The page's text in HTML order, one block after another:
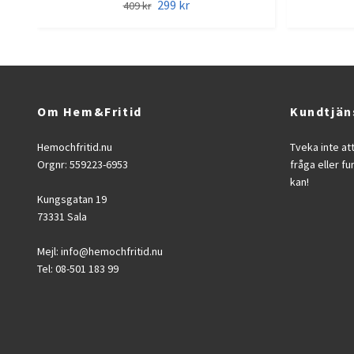
409 kr 299 kr
Om Hem&Fritid
Hemochfritid.nu
Orgnr: 559223-6953
Kungsgatan 19
73331 Sala
Mejl: info@hemochfritid.nu
Tel: 08-501 183 99
Tveka inte
fråga eller
kan!